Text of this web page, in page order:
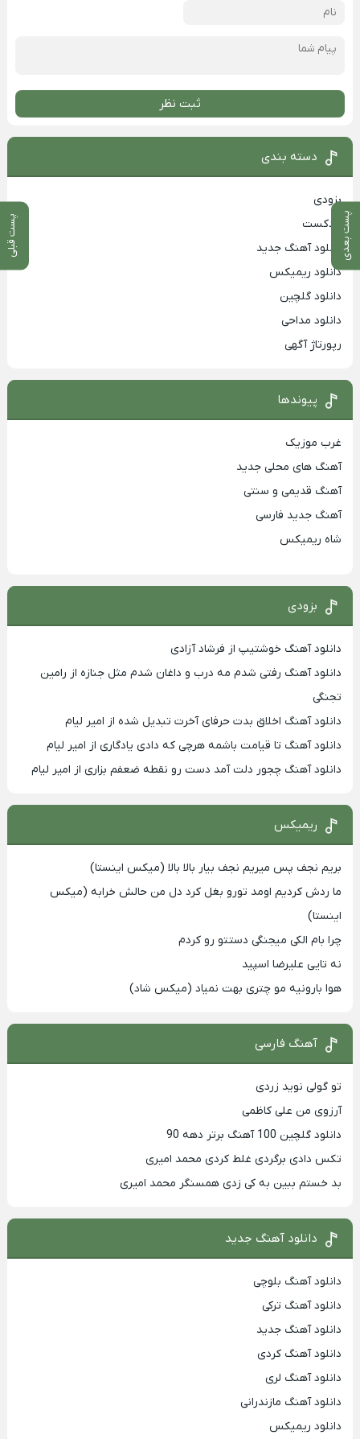
پست بعدی پست قبلی
ثبت نظر
دسته بندی
بزودی
پادکست
دانلود آهنگ جدید
دانلود ریمیکس
دانلود گلچین
دانلود مداحی
رپورتاژ آگهی
پیوندها
غرب موزیک
آهنگ های محلی جدید
آهنگ قدیمی و سنتی
آهنگ جدید فارسی
شاه ریمیکس
بزودی
دانلود آهنگ خوشتیپ از فرشاد آزادی
دانلود آهنگ رفتی شدم مه درب و داغان شدم مثل جنازه از رامین
تجنگی
دانلود آهنگ اخلاق بدت حرفای آخرت تبدیل شده از امیر لیام
دانلود آهنگ تا قیامت باشمه هرچی که دادی یادگاری از امیر لیام
دانلود آهنگ چجور دلت آمد دست رو نقطه ضعفم بزاری از امیر لیام
ریمیکس
بریم نجف پس میریم نجف بیار بالا بالا (میکس اینستا)
ما ردش کردیم اومد تورو بغل کرد دل من حالش خرابه (میکس
اینستا)
چرا بام الکی میجنگی دستتو رو کردم
نه تایی علیرضا اسپید
هوا بارونیه مو چتری بهت نمیاد (میکس شاد)
آهنگ فارسی
تو گولی نوید زردی
آرزوی من علی کاظمی
دانلود گلچین 100 آهنگ برتر دهه 90
تکس دادی برگردی غلط کردی محمد امیری
بد خستم ببین به کی زدی همسنگر محمد امیری
دانلود آهنگ جدید
دانلود آهنگ بلوچی
دانلود آهنگ ترکی
دانلود آهنگ جدید
دانلود آهنگ کردی
دانلود آهنگ لری
دانلود آهنگ مازندرانی
دانلود ریمیکس